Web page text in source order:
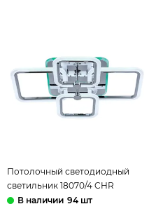
Потолочный светодиодный
светильник 18070/4 CHR
108W+10W RGB хром Profit Light
94 шт